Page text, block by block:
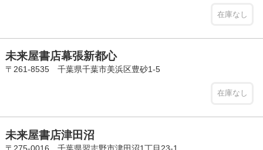
在庫なし
未来屋書店幕張新都心
〒261-8535 千葉県千葉市美浜区豊砂1-5
在庫なし
未来屋書店津田沼